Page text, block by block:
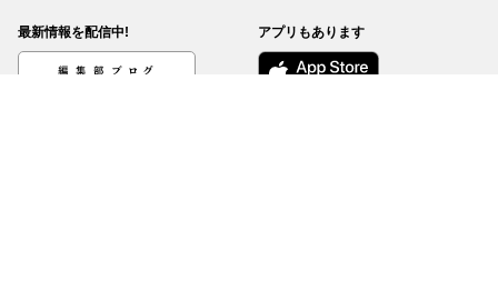
最新情報を配信中!
編集部ブログ
アプリもあります